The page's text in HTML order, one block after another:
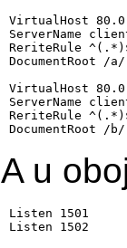
VirtualHost
ServerName
ReriteRule
DocumentRoot /a/
VirtualHost
ServerName
ReriteRule
A u
Listen 1501